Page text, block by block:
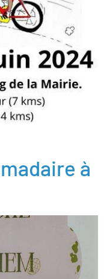
à